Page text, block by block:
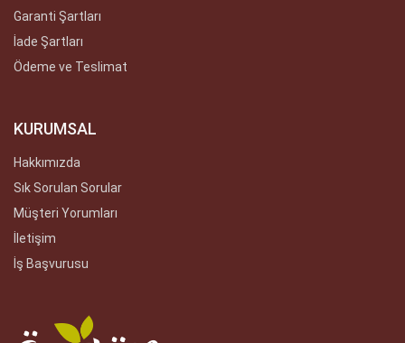
Garanti Şartları
İade Şartları
Ödeme ve Teslimat
KURUMSAL
Hakkımızda
Sık Sorulan Sorular
Müşteri Yorumları
İletişim
İş Başvurusu